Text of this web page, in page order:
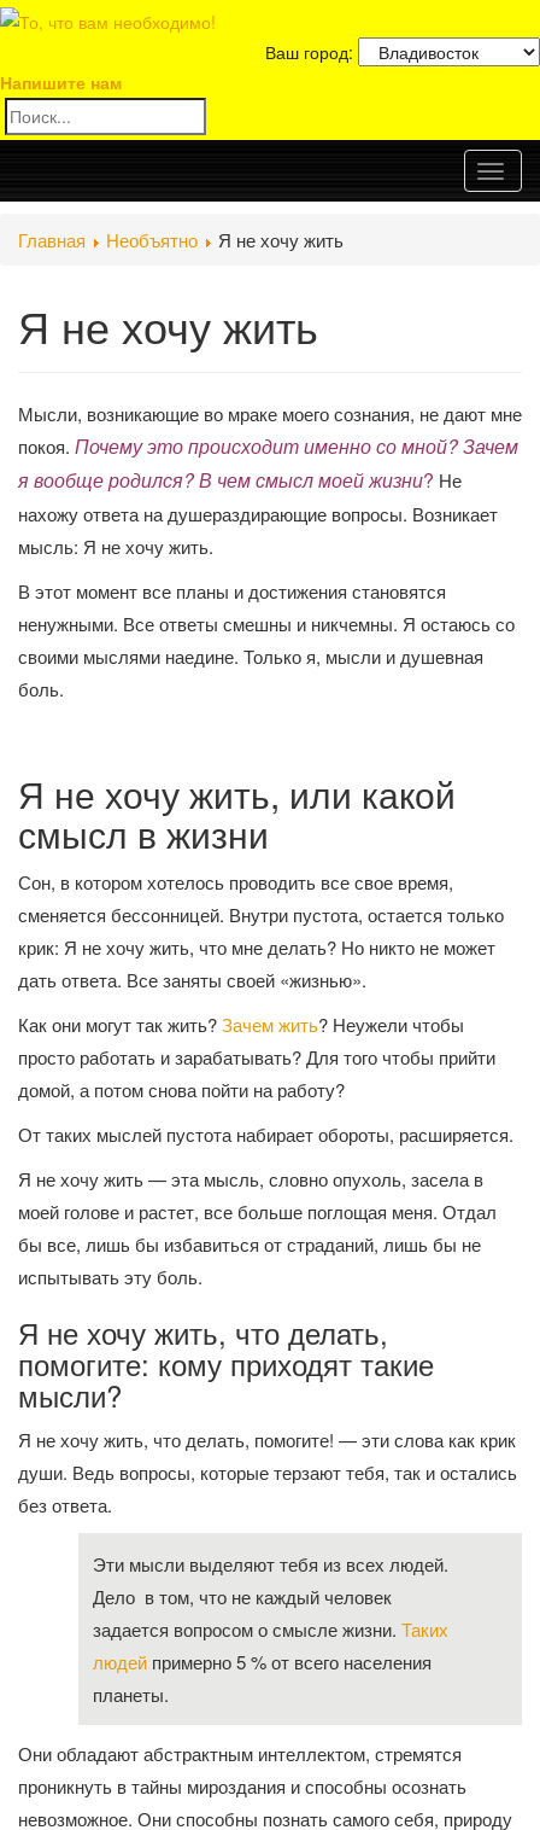
Ваш город:
Напишите нам
Главная Необъятно Я не хочу жить
Я не хочу жить
Мысли, возникающие во мраке моего сознания, не дают мне
покоя. Почему это происходит именно со мной? Зачем
я вообще родился? В чем смысл моей жизни? Не
нахожу ответа на душераздирающие вопросы. Возникает
мысль: Я не хочу жить.
В этот момент все планы и достижения становятся
ненужными. Все ответы смешны и никчемны. Я остаюсь со
своими мыслями наедине. Только я, мысли и душевная
боль.
Я не хочу жить, или какой
смысл в жизни
Сон, в котором хотелось проводить все свое время,
сменяется бессонницей. Внутри пустота, остается только
крик: Я не хочу жить, что мне делать? Но никто не может
дать ответа. Все заняты своей «жизнью».
Как они могут так жить?Зачем жить? Неужели чтобы
просто работать и зарабатывать? Для того чтобы прийти
домой, а потом снова пойти на работу?
От таких мыслей пустота набирает обороты, расширяется.
Я не хочу жить — эта мысль, словно опухоль, засела в
моей голове и растет, все больше поглощая меня. Отдал
бы все, лишь бы избавиться от страданий, лишь бы не
испытывать эту боль.
Я не хочу жить, что делать,
помогите: кому приходят такие
мысли?
Я не хочу жить, что делать, помогите! — эти слова как крик
души. Ведь вопросы, которые терзают тебя, так и остались
без ответа.
Эти мысли выделяют тебя из всех людей.
Дело в том, что не каждый человек
задается вопросом о смысле жизни. Таких
людей примерно 5 % от всего населения
планеты.
Они обладают абстрактным интеллектом, стремятся
проникнуть в тайны мироздания и способны осознать
невозможное. Они способны познать самого себя, природу